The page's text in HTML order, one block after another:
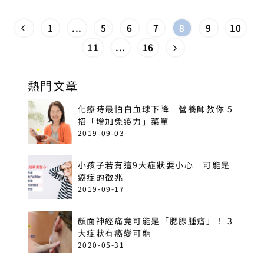
1 ... 5 6 7 8 9
10
11
... 16
熱門文章
化療時最怕白血球下降 營養師教你 5
招「增加免疫力」菜單
2019-09-03
小孩子若有這9大症狀要小心 可能是
癌症的徵兆
2019-09-17
顏面神經痛竟可能是「腮腺腫瘤」！ 3
大症狀有癌變可能
2020-05-31